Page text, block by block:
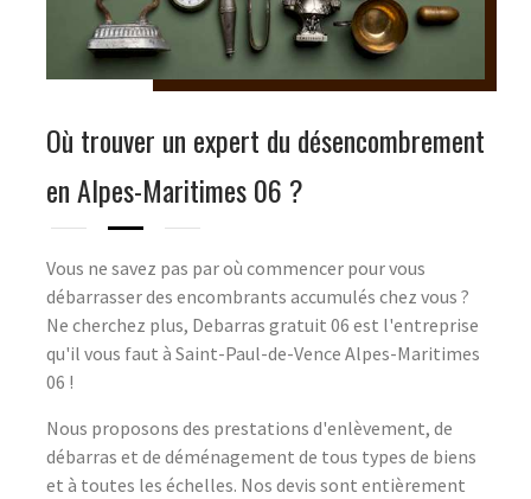
Où trouver un expert du désencombrement
en Alpes-Maritimes 06 ?
Vous ne savez pas par où commencer pour vous
débarrasser des encombrants accumulés chez vous ?
Ne cherchez plus, Debarras gratuit 06 est l'entreprise
qu'il vous faut à Saint-Paul-de-Vence Alpes-Maritimes
06 !
Nous proposons des prestations d'enlèvement, de
débarras et de déménagement de tous types de biens
et à toutes les échelles. Nos devis sont entièrement